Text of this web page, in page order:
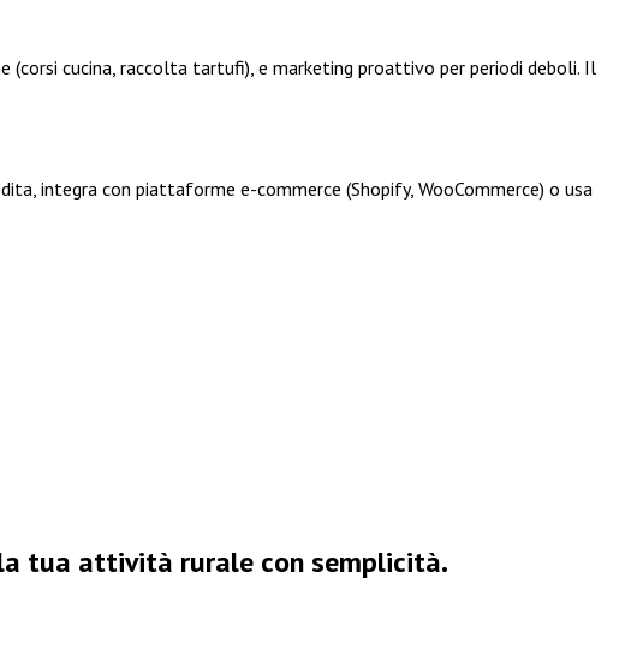
(corsi cucina, raccolta tartufi), e marketing proattivo per periodi deboli. Il
integra con piattaforme e-commerce (Shopify, WooCommerce) o usa
tua attività rurale con semplicità.